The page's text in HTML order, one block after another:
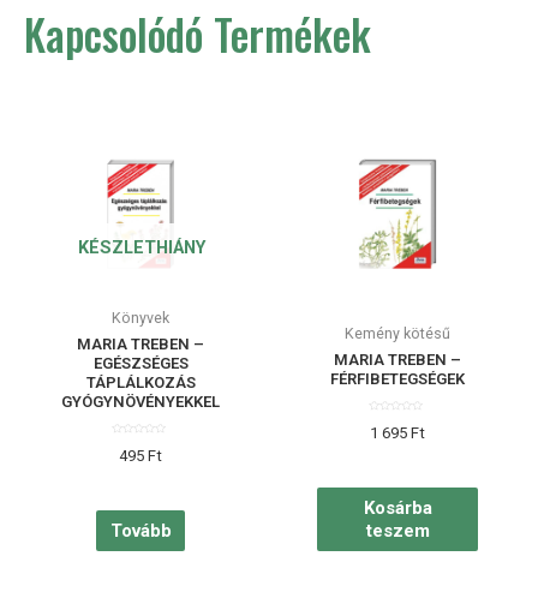
Kapcsolódó Termékek
KÉSZLETHIÁNY
Könyvek
MARIA TREBEN –
EGÉSZSÉGES
TÁPLÁLKOZÁS
GYÓGYNÖVÉNYEKKEL
495 Ft
Tovább
Kemény kötésű
MARIA TREBEN –
FÉRFIBETEGSÉGEK
01 695 Ft
Kosárba
teszem